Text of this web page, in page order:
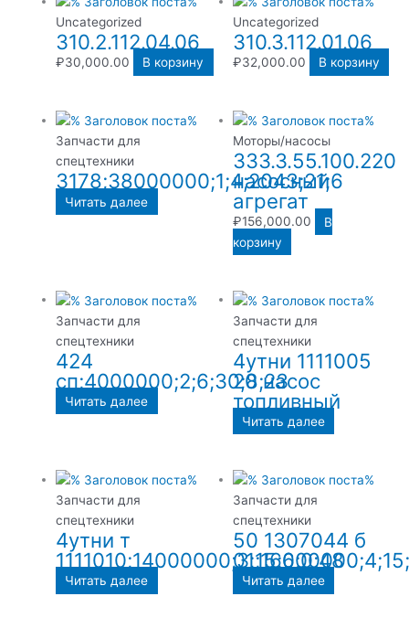
Uncategorized
310.2.112.04.06
₽30,000.00 В корзину
Uncategorized
310.3.112.01.06
₽32,000.00 В корзину
Запчасти для
спецтехники
3178;38000000;1;4;2043;21;6
Читать далее
Моторы/насосы
333.3.55.100.220
насосный
агрегат
₽156,000.00
В
корзину
Запчасти для
спецтехники
424
сп;4000000;2;6;30;8;23
Читать далее
Запчасти для
спецтехники
4утни 1111005
20 насос
топливный
Читать далее
Запчасти для
спецтехники
4утни т
1111010;14000000;3;15;6;0;48
Читать далее
Запчасти для
спецтехники
50 1307044 б
Читать далее